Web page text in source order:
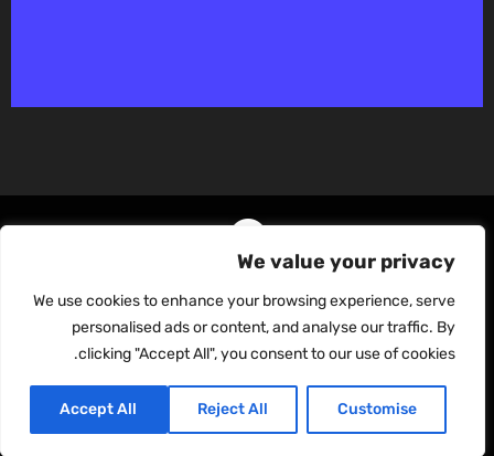
We value your privacy
We use cookies to enhance your browsing experience, serve
personalised ads or content, and analyse our traffic. By
clicking "Accept All", you consent to our use of cookies.
Customise
Reject All
Accept All
יצירת קשרהצהרת נגישותמדיניות פרטיותתקנון